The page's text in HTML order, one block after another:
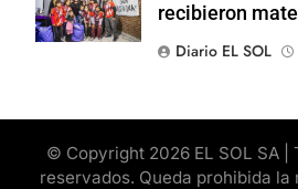
recibieron
Diario EL SOL
© Copyright 2026 EL SOL SA |
reservados. Queda prohibida